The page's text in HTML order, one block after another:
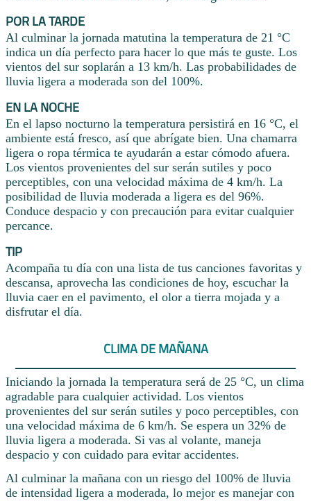
POR LA TARDE
Al culminar la jornada matutina la temperatura de 21 °C
indica un día perfecto para hacer lo que más te guste. Los
vientos del sur soplarán a 13 km/h. Las probabilidades de
lluvia ligera a moderada son del 100%.
EN LA NOCHE
En el lapso nocturno la temperatura persistirá en 16 °C, el
ambiente está fresco, así que abrígate bien. Una chamarra
ligera o ropa térmica te ayudarán a estar cómodo afuera.
Los vientos provenientes del sur serán sutiles y poco
perceptibles, con una velocidad máxima de 4 km/h. La
posibilidad de lluvia moderada a ligera es del 96%.
Conduce despacio y con precaución para evitar cualquier
percance.
TIP
Acompaña tu día con una lista de tus canciones favoritas y
descansa, aprovecha las condiciones de hoy, escuchar la
lluvia caer en el pavimento, el olor a tierra mojada y a
disfrutar el día.
CLIMA DE MAÑANA
Iniciando la jornada la temperatura será de 25 °C, un clima
agradable para cualquier actividad. Los vientos
provenientes del sur serán sutiles y poco perceptibles, con
una velocidad máxima de 6 km/h. Se espera un 32% de
lluvia ligera a moderada. Si vas al volante, maneja
despacio y con cuidado para evitar accidentes.
Al culminar la mañana con un riesgo del 100% de lluvia
de intensidad ligera a moderada, lo mejor es manejar con